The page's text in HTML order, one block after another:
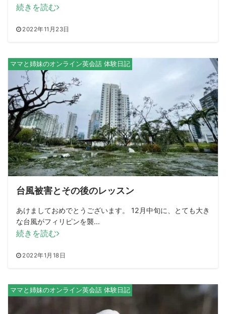
2022年11月23日
続きを読む
ママと姉妹のオンライン英会話 体験日記
台風被害とその後のレッスン
あけましておめでとうございます。 12月中旬に、とても大き
な台風がフィリピンを襲...
2022年1月18日
続きを読む
ママと姉妹のオンライン英会話 体験日記